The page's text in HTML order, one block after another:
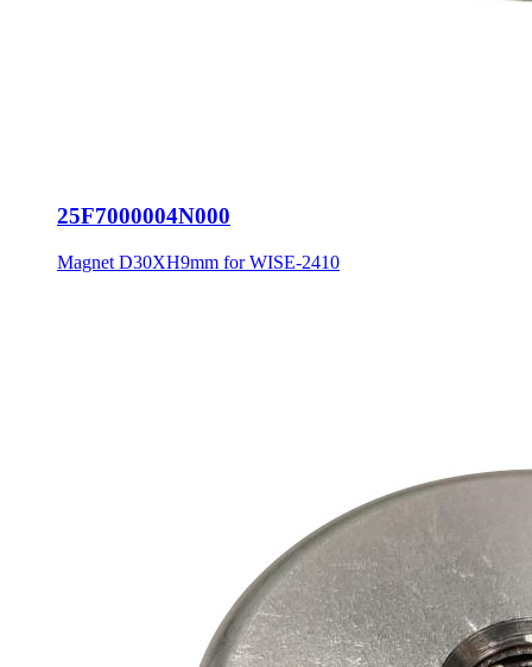
25F7000004N000
Magnet D30XH9mm for WISE-2410